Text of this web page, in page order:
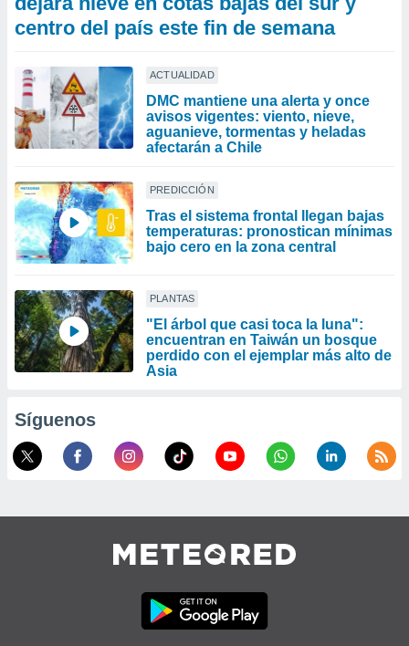
centro del país este fin de semana
ACTUALIDAD
DMC mantiene una alerta y once
avisos vigentes: viento, nieve,
aguanieve, tormentas y heladas
afectarán a Chile
PREDICCIÓN
Tras el sistema frontal llegan bajas
temperaturas: pronostican mínimas
bajo cero en la zona central
PLANTAS
"El árbol que casi toca la luna":
encuentran en Taiwán un bosque
perdido con el ejemplar más alto de
Asia
Síguenos